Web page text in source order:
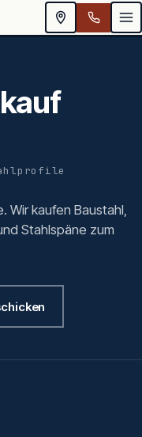
Wir kaufen Baustahl,
Stahlspäne zum